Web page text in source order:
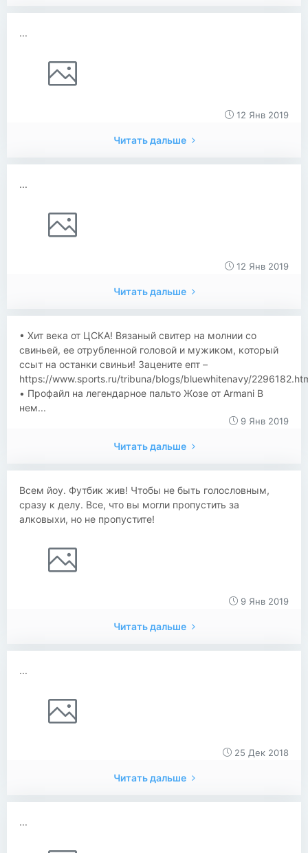
...
12 Янв 2019
Читать дальше
...
12 Янв 2019
Читать дальше
• Хит века от ЦСКА! Вязаный свитер на молнии со
свиньей, ее отрубленной головой и мужиком, который
ссыт на останки свиньи! Зацените епт –
https://www.sports.ru/tribuna/blogs/bluewhitenavy/
• Профайл на легендарное пальто Жозе от Armani В
нем...
9 Янв 2019
Читать дальше
Всем йоу. Футбик жив! Чтобы не быть голословным,
сразу к делу. Все, что вы могли пропустить за
алковыхи, но не пропустите!
9 Янв 2019
Читать дальше
...
25 Дек 2018
Читать дальше
...